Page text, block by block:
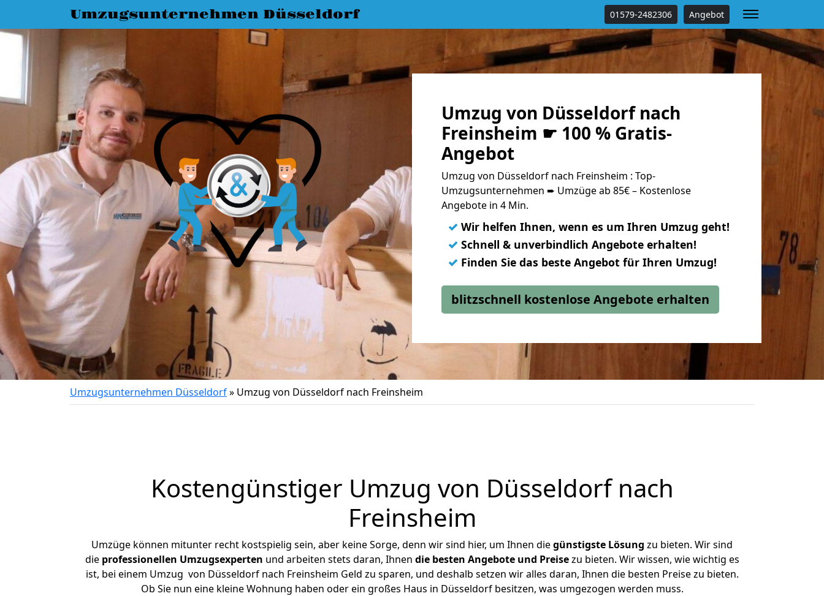
Umzugsunternehmen Düsseldorf 01579-2482306 Angebot
Umzug von Düsseldorf nach
Freinsheim ☛ 100 % Gratis-
Angebot
Umzug von Düsseldorf nach Freinsheim : Top-
Umzugsunternehmen ➨ Umzüge ab 85€ – Kostenlose
Angebote in 4 Min.
✓ Wir helfen Ihnen, wenn es um Ihren Umzug geht!
✓ Schnell & unverbindlich Angebote erhalten!
✓ Finden Sie das beste Angebot für Ihren Umzug!
blitzschnell kostenlose Angebote erhalten
Umzugsunternehmen Düsseldorf» Umzug von Düsseldorf nach Freinsheim
Kostengünstiger Umzug von Düsseldorf nach
Freinsheim
Umzüge können mitunter recht kostspielig sein, aber keine Sorge, denn wir sind hier, um Ihnen diegünstigste Lösung zu bieten. Wir sind
die professionellen Umzugsexperten und arbeiten stets daran, Ihnen die besten Angebote und Preisezu bieten. Wir wissen, wie wichtig es
ist, bei einem Umzug von Düsseldorf nach Freinsheim Geld zu sparen, und deshalb setzen wir alles daran, Ihnen die besten Preise zu bieten.
Ob Sie nun eine kleine Wohnung haben oder ein großes Haus in Düsseldorf besitzen, was umgezogen werden muss.